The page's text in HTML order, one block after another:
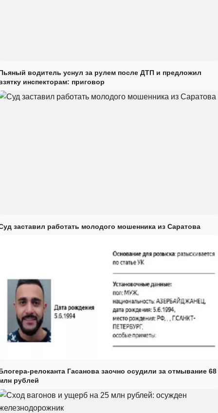
водитель уснул за рулем после ДТП и предложил
инспекторам: приговор
заставил работать молодого мошенника из Саратова
релоканта Гасанова заочно осудили за отмывание 68
рублей